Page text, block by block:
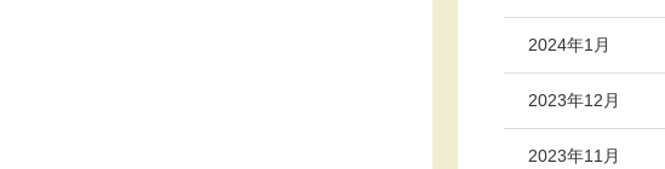
2024年1月
2023年12月
2023年11月